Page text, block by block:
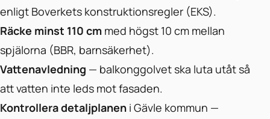
enligt Boverkets konstruktionsregler (EKS).
Räcke minst 110 cm med högst 10 cm mellan
spjälorna (BBR, barnsäkerhet).
Vattenavledning — balkonggolvet ska luta utåt så
att vatten inte leds mot fasaden.
Kontrollera detaljplanen i Gävle kommun —